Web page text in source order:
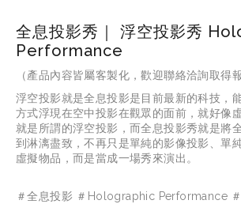
全息投影秀｜ 浮空投影秀
Performance
（產品內容皆屬客製化，歡迎聯絡洽詢取得報
浮空投影就是全息投影是目前最新的科技，
方式浮現在空中投影在觀眾的面前，就好像
就是所謂的浮空投影，而全息投影秀就是將
到淋漓盡致，不再只是單純的影像投影、單
虛擬物品，而是當成一場秀來演出。
＃全息投影 ＃Holographic Performance